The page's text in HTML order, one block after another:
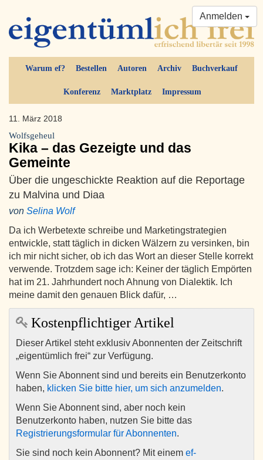
Warum ef? Bestellen Autoren Archiv Buchverkauf
Konferenz Marktplatz Impressum
Anmelden
11. März 2018
Wolfsgeheul
Kika – das Gezeigte und das
Gemeinte
Über die ungeschickte Reaktion auf die Reportage
zu Malvina und Diaa
von Selina Wolf
Da ich Werbetexte schreibe und Marketingstrategien
entwickle, statt täglich in dicken Wälzern zu versinken, bin
ich mir nicht sicher, ob ich das Wort an dieser Stelle korrekt
verwende. Trotzdem sage ich: Keiner der täglich Empörten
hat im 21. Jahrhundert noch Ahnung von Dialektik. Ich
meine damit den genauen Blick dafür, …
Kostenpflichtiger Artikel
Dieser Artikel steht exklusiv Abonnenten der Zeitschrift
„eigentümlich frei“ zur Verfügung.
Wenn Sie Abonnent sind und bereits ein Benutzerkonto
haben, klicken Sie bitte hier, um sich anzumelden.
Wenn Sie Abonnent sind, aber noch kein
Benutzerkonto haben, nutzen Sie bitte das
Registrierungsformular für Abonnenten.
Sie sind noch kein Abonnent? Mit einem ef-